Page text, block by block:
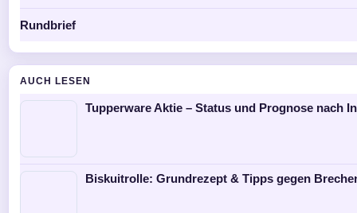
Rundbrief
AUCH LESEN
Tupperware Aktie – Status und Prognose nach
Biskuitrolle: Grundrezept & Tipps gegen